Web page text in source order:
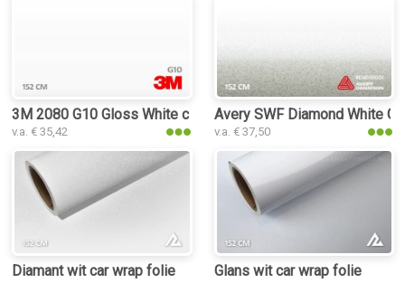
3M 2080 G10 Gloss White car wrap folie
v.a. € 35,42
Avery SWF Diamond White
v.a. € 37,50
Diamant wit car wrap folie Glans wit car wrap folie